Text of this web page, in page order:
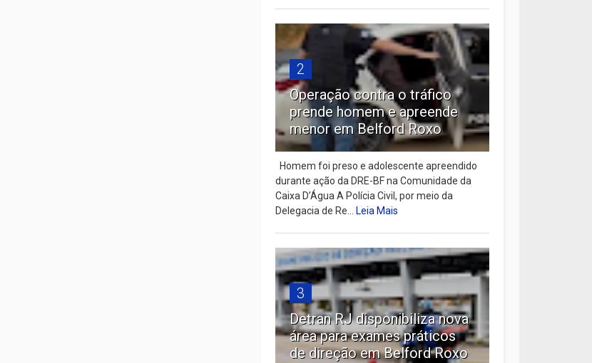
2
Operação contra o tráfico
prende homem e apreende
menor em Belford Roxo
Homem foi preso e adolescente apreendido
durante ação da DRE-BF na Comunidade da
Caixa D’Água A Polícia Civil, por meio da
Delegacia de Re...Leia Mais
3
Detran RJ disponibiliza nova
área para exames práticos
de direção em Belford Roxo